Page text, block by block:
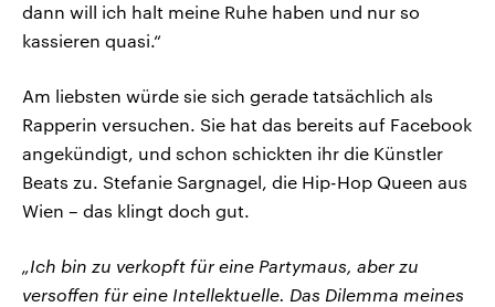
dann will ich halt meine Ruhe haben und nur so
kassieren quasi.“
Am liebsten würde sie sich gerade tatsächlich als
Rapperin versuchen. Sie hat das bereits auf Facebook
angekündigt, und schon schickten ihr die Künstler
Beats zu. Stefanie Sargnagel, die Hip-Hop Queen aus
Wien – das klingt doch gut.
„Ich bin zu verkopft für eine Partymaus, aber zu
versoffen für eine Intellektuelle. Das Dilemma meines